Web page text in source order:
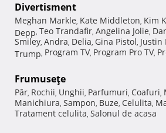
Divertisment
Meghan Markle, Kate Middleton, Kim
Depp, Teo Trandafir, Angelina Jolie,
Smiley, Andra, Delia, Gina Pistol, Justin
Trump, Program TV, Program Pro TV,
Frumuseţe
Păr, Rochii, Unghii, Parfumuri, Coafuri,
Manichiura, Sampon, Buze, Celulita,
Tratament celulita, Salonul de acasa